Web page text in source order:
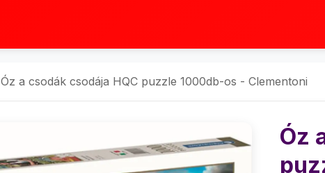
Óz a csodák csodája HQC puzzle 1000db-os - Clementoni
Óz